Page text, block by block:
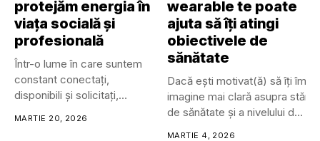
protejăm energia în
viața socială și
profesională
Într-o lume în care suntem
constant conectați,
disponibili și solicitați,
MARTIE 20, 2026
wearable te poate
ajuta să îți atingi
obiectivele de
sănătate
Dacă ești motivat(ă) să îți
imagine mai clară asupra stării
de sănătate și a nivelului de
MARTIE 4, 2026